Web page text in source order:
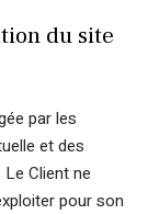
du site
par les
et des
Client ne
pour son